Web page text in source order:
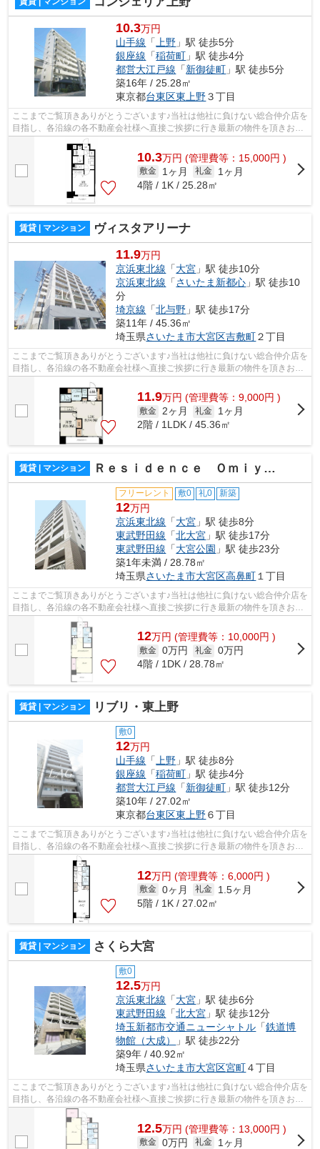
10.3万円
山手線 「 上野 」駅 徒歩5分
銀座線 「稲荷町 」駅 徒歩4分
都営大江戸線 「新御徒町 」駅 徒歩5分
築16年 / 25.28㎡
東京都台東区東上野３丁目
ここまでご覧頂きありがとうございます♪当社は他社に負けない総合仲介店を
目指し、各沿線の各不動産会社様へ直接ご挨拶に行き最新の物件を頂きお客
様へ提供しております！最新の情報は...
10.3万円 (管理費等：15,000円 )
敷金 1ヶ月 礼金
1ヶ月
4階 / 1K / 25.28㎡
賃貸 | マンション ヴィスタアリーナ
11.9万円
京浜東北線 「大宮 」駅 徒歩10分
京浜東北線 「さいたま新都心 」駅 徒歩10
分
埼京線 「北与野 」駅 徒歩17分
築11年 / 45.36㎡
埼玉県さいたま市大宮区吉敷町２丁目
ここまでご覧頂きありがとうございます♪当社は他社に負けない総合仲介店を
目指し、各沿線の各不動産会社様へ直接ご挨拶に行き最新の物件を頂きお客
様へ提供しております！最新の情報は...
11.9万円 (管理費等：9,000円 )
敷金 2ヶ月 礼金
1ヶ月
2階 / 1LDK / 45.36㎡
賃貸 | マンション Ｒｅｓｉｄｅｎｃｅ Ｏｍｉｙａ Ｈｉｋａｗａｓａｎｄｏ
フリーレント 敷0 礼0 新築
12万円
京浜東北線 「大宮 」駅 徒歩8分
東武野田線 「北大宮 」駅 徒歩17分
東武野田線 「大宮公園 」駅 徒歩23分
築1年未満 / 28.78㎡
埼玉県さいたま市大宮区高鼻町 １丁目
ここまでご覧頂きありがとうございます♪当社は他社に負けない総合仲介店を
目指し、各沿線の各不動産会社様へ直接ご挨拶に行き最新の物件を頂きお客
様へ提供しております！最新の情報は...
12万円 (管理費等：10,000円 )
敷金 0万円 礼金 0万円
4階 / 1DK / 28.78㎡
賃貸 | マンション リブリ・東上野
敷0
12万円
山手線 「上野 」駅 徒歩8分
銀座線 「稲荷町 」駅 徒歩4分
都営大江戸線 「新御徒町 」駅 徒歩12分
築10年 / 27.02㎡
東京都台東区東上野６丁目
ここまでご覧頂きありがとうございます♪当社は他社に負けない総合仲介店を
目指し、各沿線の各不動産会社様へ直接ご挨拶に行き最新の物件を頂きお客
様へ提供しております！最新の情報は...
12万円 (管理費等：6,000円 )
敷金 0ヶ月 礼金
1.5ヶ月
5階 / 1K / 27.02㎡
賃貸 | マンション さくら大宮
敷0
12.5万円
京浜東北線 「大宮 」駅 徒歩6分
東武野田線 「北大宮 」駅 徒歩12分
埼玉新都市交通ニューシャトル 「鉄道博
物館（大成）
」駅 徒歩22分
築9年 / 40.92㎡
埼玉県さいたま市大宮区宮町４丁目
ここまでご覧頂きありがとうございます♪当社は他社に負けない総合仲介店を
目指し、各沿線の各不動産会社様へ直接ご挨拶に行き最新の物件を頂きお客
様へ提供しております！最新の情報は...
12.5万円 (管理費等：13,000円 )
敷金 0万円 礼金
1ヶ月